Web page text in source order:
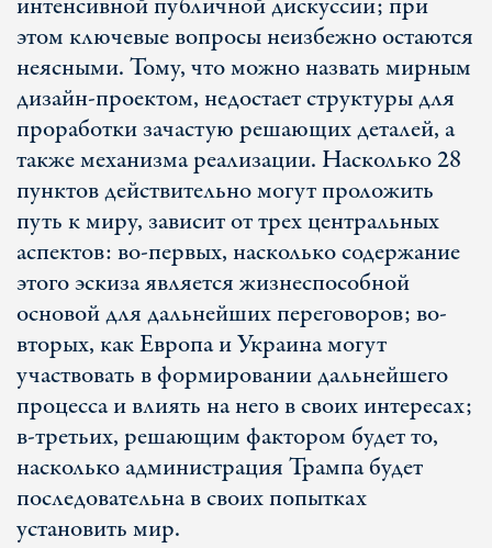
этом ключевые вопросы неизбежно остаются
неясными. Тому, что можно назвать мирным
дизайн-проектом, недостает структуры для
проработки зачастую решающих деталей, а
также механизма реализации. Насколько 28
пунктов действительно могут проложить
путь к миру, зависит от трех центральных
аспектов: во-первых, насколько содержание
этого эскиза является жизнеспособной
основой для дальнейших переговоров; во-
вторых, как Европа и Украина могут
участвовать в формировании дальнейшего
процесса и влиять на него в своих интересах;
в-третьих, решающим фактором будет то,
насколько администрация Трампа будет
последовательна в своих попытках
установить мир.